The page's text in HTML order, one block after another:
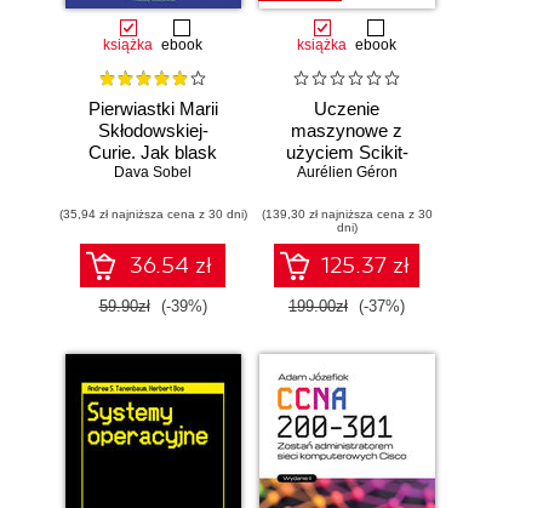
książka ebook
Pierwiastki Marii
Skłodowskiej-
Curie. Jak blask
radu oświetlił drogę
świecie nauki
Dava Sobel
(35,94 zł najniższa cena z 30 dni)
36.54 zł
59.90zł (-39%)
książka ebook
Uczenie
maszynowe z
użyciem Scikit-
Learn i PyTorch.
narzędzia i techniki
umożliwiające
konstruowanie
inteligentnych
systemów
Aurélien Géron
(139,30 zł najniższa cena z 30
dni)
125.37 zł
199.00zł (-37%)